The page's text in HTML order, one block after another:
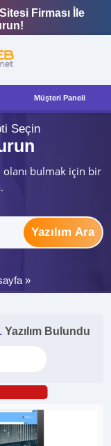
Firması İle
Müşteri Paneli
Seçin
olanı bulmak için bir
Yazılım Ara
»
Yazılım Bulundu